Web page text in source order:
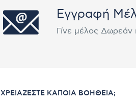
Εγγραφή
Γίνε μέλος Δωρεάν
ΧΡΕΙΆΖΕΣΤΕ ΚΆΠΟΙΑ ΒΟΉΘΕΙΑ;